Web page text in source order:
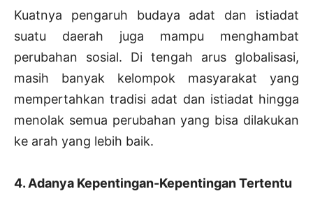
Kuatnya pengaruh budaya adat dan istiadat
suatu daerah juga mampu menghambat
perubahan sosial. Di tengah arus globalisasi,
masih banyak kelompok masyarakat yang
mempertahkan tradisi adat dan istiadat hingga
menolak semua perubahan yang bisa dilakukan
ke arah yang lebih baik.
4. Adanya Kepentingan-Kepentingan Tertentu